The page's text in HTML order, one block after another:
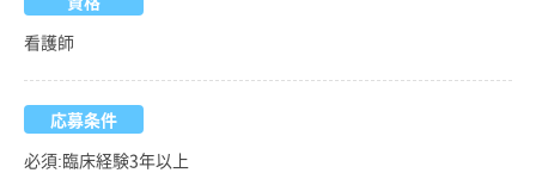
看護師
応募条件
必須:臨床経験3年以上